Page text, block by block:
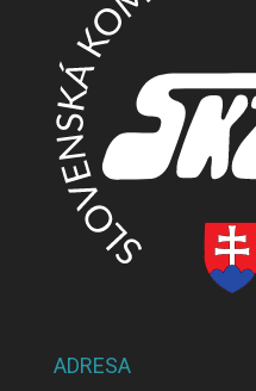
ADRESA